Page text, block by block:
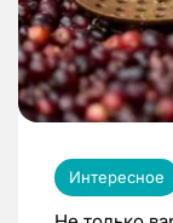
Интересное